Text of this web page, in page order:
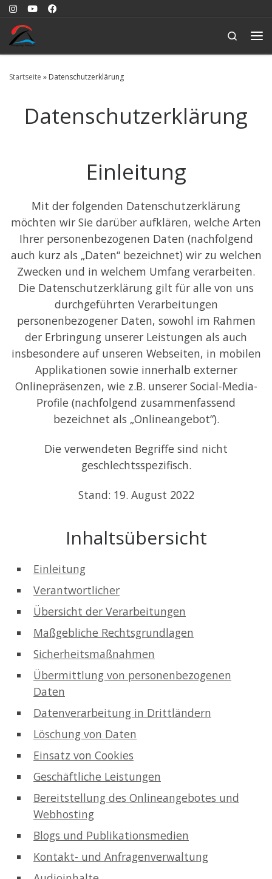
Search
Startseite » Datenschutzerklärung
Datenschutzerklärung
Einleitung
Mit der folgenden Datenschutzerklärung
möchten wir Sie darüber aufklären, welche Arten
Ihrer personenbezogenen Daten (nachfolgend
auch kurz als „Daten“ bezeichnet) wir zu welchen
Zwecken und in welchem Umfang verarbeiten.
Die Datenschutzerklärung gilt für alle von uns
durchgeführten Verarbeitungen
personenbezogener Daten, sowohl im Rahmen
der Erbringung unserer Leistungen als auch
insbesondere auf unseren Webseiten, in mobilen
Applikationen sowie innerhalb externer
Onlinepräsenzen, wie z.B. unserer Social-Media-
Profile (nachfolgend zusammenfassend
bezeichnet als „Onlineangebot“).
Die verwendeten Begriffe sind nicht
geschlechtsspezifisch.
Stand: 19. August 2022
Inhaltsübersicht
Einleitung
Verantwortlicher
Übersicht der Verarbeitungen
Maßgebliche Rechtsgrundlagen
Sicherheitsmaßnahmen
Übermittlung von personenbezogenen
Daten
Datenverarbeitung in Drittländern
Löschung von Daten
Einsatz von Cookies
Geschäftliche Leistungen
Bereitstellung des Onlineangebotes und
Webhosting
Blogs und Publikationsmedien
Kontakt- und Anfragenverwaltung